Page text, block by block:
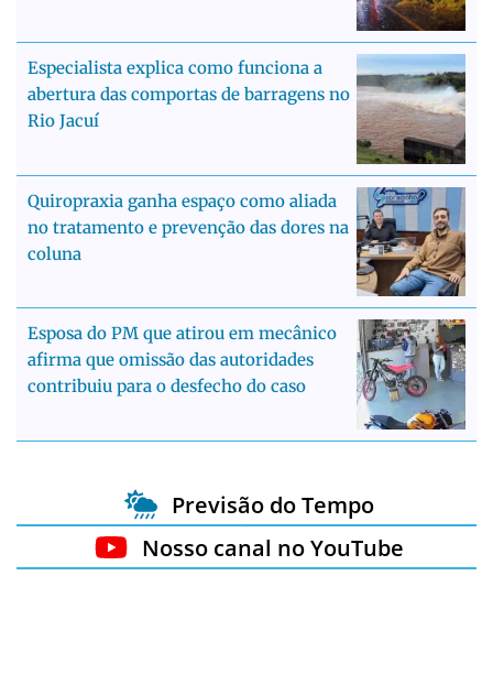
Especialista explica como funciona a
abertura das comportas de barragens no
Rio Jacuí
Quiropraxia ganha espaço como aliada
no tratamento e prevenção das dores na
coluna
Esposa do PM que atirou em mecânico
afirma que omissão das autoridades
contribuiu para o desfecho do caso
Previsão do Tempo
Nosso canal no YouTube